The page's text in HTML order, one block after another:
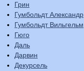
Грин
Гумбольдт Александр
Гумбольдт Вильгельм
Гюго
Даль
Дарвин
Декурсель